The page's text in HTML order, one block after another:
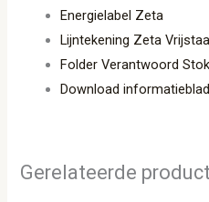
Energielabel Zeta
Lijntekening Zeta
Folder Verantwoord
Download informatieblad
Gerelateerde